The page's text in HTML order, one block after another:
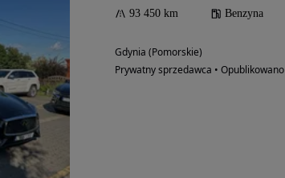
93 450 km Benzyna
Gdynia (Pomorskie)
Prywatny sprzedawca • Opublikowano